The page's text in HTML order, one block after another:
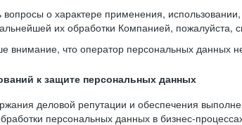
вопросы о характере применения,
их обработки Компанией,
что оператор персональных данных
к защите персональных данных
деловой репутации и обеспечения
персональных данных в бизнес-